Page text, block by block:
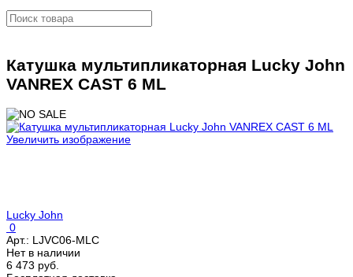
Катушка мультипликаторная Lucky John
VANREX CAST 6 ML
Увеличить изображение
Lucky John
0
Арт.: LJVC06-MLC
Нет в наличии
6 473 руб.